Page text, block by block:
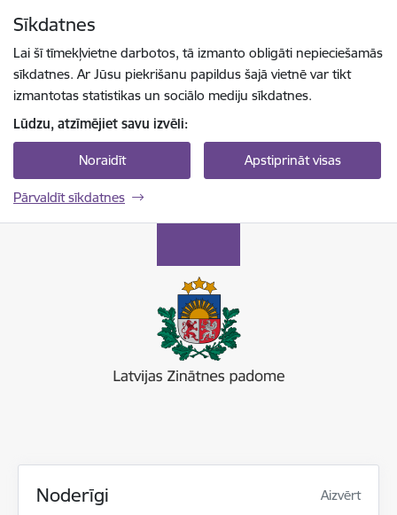
Sīkdatnes
Lai šī tīmekļvietne darbotos, tā izmanto obligāti nepieciešamās
sīkdatnes. Ar Jūsu piekrišanu papildus šajā vietnē var tikt
izmantotas statistikas un sociālo mediju sīkdatnes.
Lūdzu, atzīmējiet savu izvēli:
Noraidīt Apstiprināt visas
Pārvaldīt sīkdatnes
Noderīgi Aizvērt